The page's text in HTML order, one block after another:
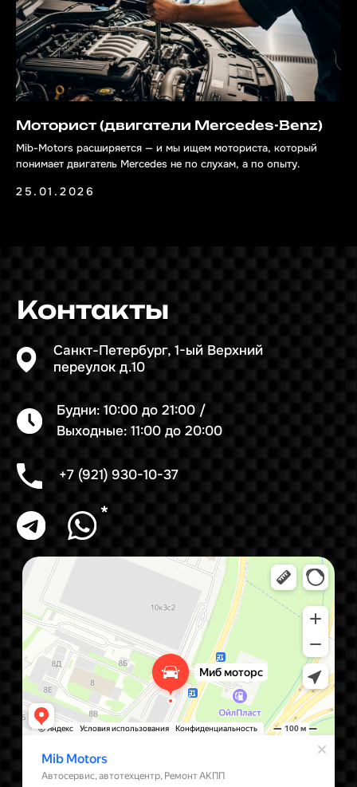
Моторист (двигатели Mercedes-Benz)
Mib-Motors расширяется — и мы ищем моториста, который
понимает двигатель Mercedes не по слухам, а по опыту.
25.01.2026
Записаться в MIB MOTORS
Ремонт блока управления
Ремонт двигателя
Ремонт АКПП
Ремонт электроники
Ремонт рулевой рейки
Компьютерная диагностика
Предпродажная диагностика
Ремонт замка зажигания
Консультация
Контакты
Задать вопрос
Отзывы
Фотогалерея
Политика конфиденциальности
MIB MOTORS 2019-2025
Whatsapp является экстремистской
организацией на территории РФ